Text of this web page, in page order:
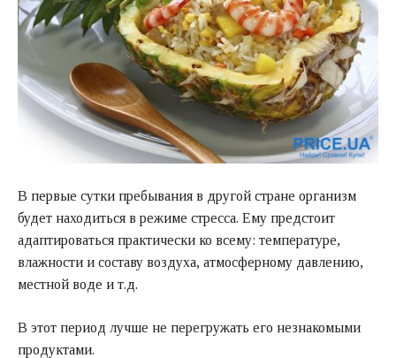
В первые сутки пребывания в другой стране организм
будет находиться в режиме стресса. Ему предстоит
адаптироваться практически ко всему: температуре,
влажности и составу воздуха, атмосферному давлению,
местной воде и т.д.
В этот период лучше не перегружать его незнакомыми
продуктами.